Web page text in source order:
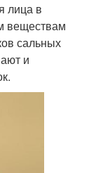
лица в
веществам
сальных
и